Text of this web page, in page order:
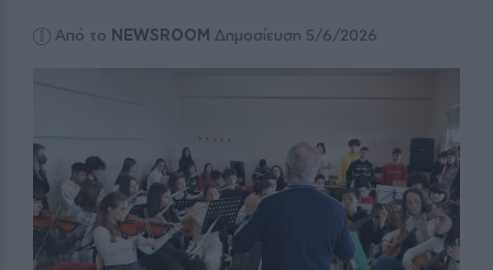
Από το NEWSROOM Δημοσίευση 5/6/2026